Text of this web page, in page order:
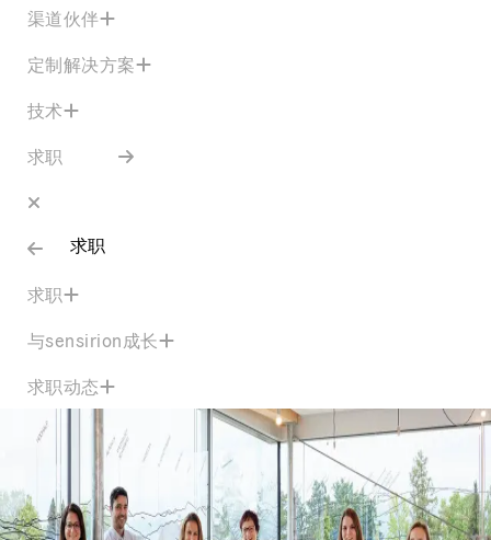
渠道伙伴
定制解决方案
技术
求职
求职
求职
与sensirion成长
求职动态